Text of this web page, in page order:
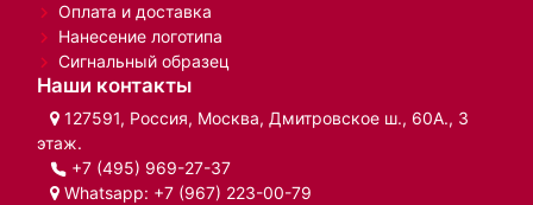
Оплата и доставка
Нанесение логотипа
Сигнальный образец
Наши контакты
127591, Россия, Москва, Дмитровское ш., 60А., 3
этаж.
+7 (495) 969-27-37
Whatsapp: +7 (967) 223-00-79